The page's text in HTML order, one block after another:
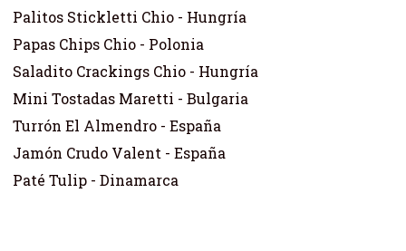
Palitos Stickletti Chio - Hungría
Papas Chips Chio - Polonia
Saladito Crackings Chio - Hungría
Mini Tostadas Maretti - Bulgaria
Turrón El Almendro - España
Jamón Crudo Valent - España
Paté Tulip - Dinamarca